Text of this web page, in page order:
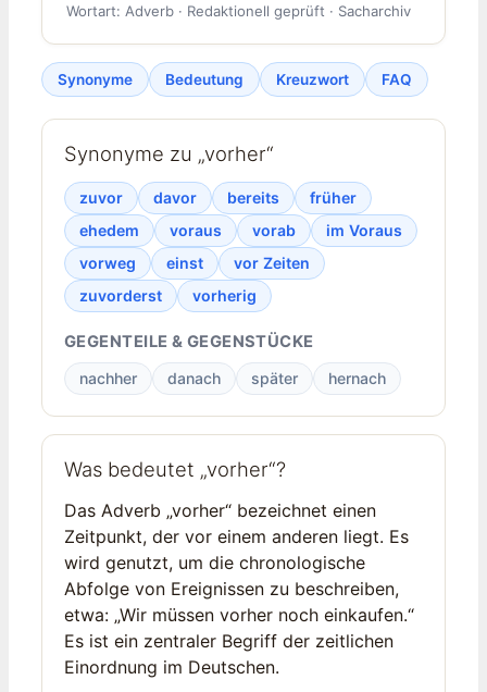
Wortart: Adverb · Redaktionell geprüft · Sacharchiv
Synonyme Bedeutung Kreuzwort FAQ
Synonyme zu „vorher“
zuvor davor bereits
früher
ehedem
voraus vorab
im Voraus
vorweg
einst
vor Zeiten
zuvorderst
vorherig
GEGENTEILE & GEGENSTÜCKE
nachher danach später hernach
Was bedeutet „vorher“?
Das Adverb „vorher“ bezeichnet einen
Zeitpunkt, der vor einem anderen liegt. Es
wird genutzt, um die chronologische
Abfolge von Ereignissen zu beschreiben,
etwa: „Wir müssen vorher noch einkaufen.“
Es ist ein zentraler Begriff der zeitlichen
Einordnung im Deutschen.